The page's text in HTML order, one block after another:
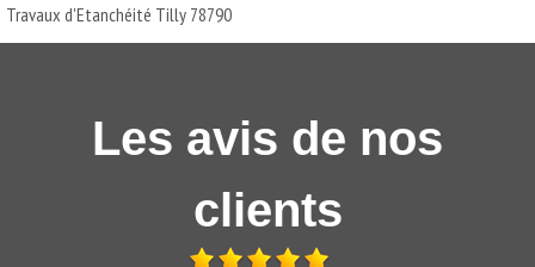
Travaux d'Etanchéité Tilly 78790
Les avis de nos
clients